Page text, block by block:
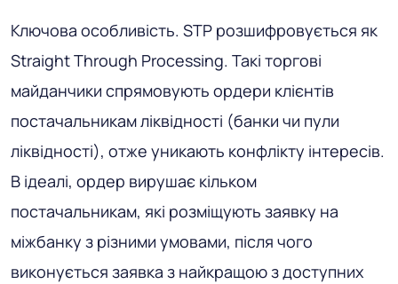
Ключова особливість. STP розшифровується як
Straight Through Processing. Такі торгові
майданчики спрямовують ордери клієнтів
постачальникам ліквідності (банки чи пули
ліквідності), отже уникають конфлікту інтересів.
В ідеалі, ордер вирушає кільком
постачальникам, які розміщують заявку на
міжбанку з різними умовами, після чого
виконується заявка з найкращою з доступних